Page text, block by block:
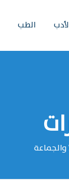
الطب
والجماعة